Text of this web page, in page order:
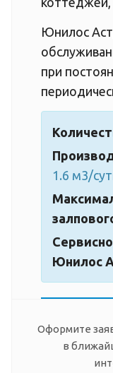
Юнилос
при
1.6 м3/
Юнилос
Оформите
в